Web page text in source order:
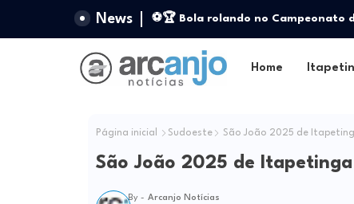
News ⚽🏆 Bola rolando no
Carlinhos Sobral registra
Home
Página inicial Sudoeste São João 2025 de
São João 2025 de
By - Arcanjo Notícias